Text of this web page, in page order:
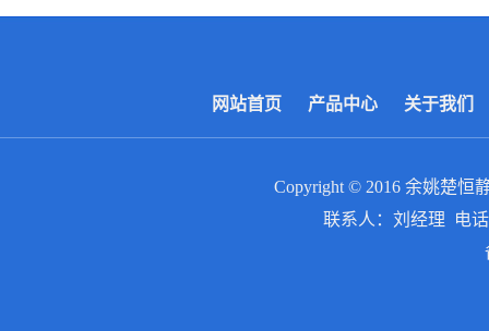
网站首页 产品中心 关于我们
Copyright © 2016 余姚楚恒
联系人：刘经理 电话